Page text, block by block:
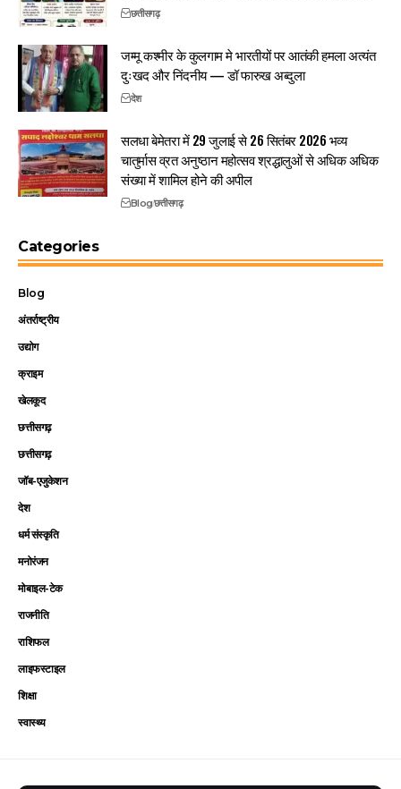
छत्तीसगढ़
जम्मू कश्मीर के कुलगाम मे भारतीयों पर आतंकी हमला अत्यंत
दुःखद और निंदनीय — डॉ फारुख अब्दुला
देश
सलधा बेमेतरा में 29 जुलाई से 26 सितंबर 2026 भव्य
चातुर्मास व्रत अनुष्ठान महोत्सव श्रद्धालुओं से अधिक अधिक
संख्या में शामिल होने की अपील
Blogछत्तीसगढ़
Categories
Blog
अंतर्राष्ट्रीय
उद्योग
क्राइम
खेलकूद
छत्तीसगढ़
छत्तीसगढ़
जॉब-एजुकेशन
देश
धर्म संस्कृति
मनोरंजन
मोबाइल-टेक
राजनीति
राशिफल
लाइफस्टाइल
शिक्षा
स्वास्थ्य